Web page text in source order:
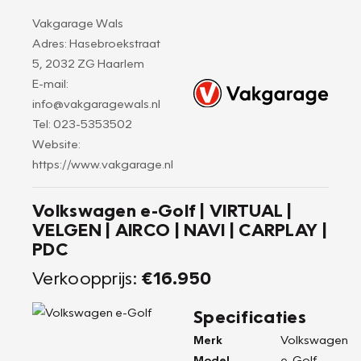
Vakgarage Wals
Adres: Hasebroekstraat
5, 2032 ZG Haarlem
E-mail:
info@vakgaragewals.nl
Tel: 023-5353502
Website:
https://www.vakgarage.nl
Volkswagen e-Golf | VIRTUAL |
VELGEN | AIRCO | NAVI | CARPLAY |
PDC
Verkoopprijs: €16.950
Specificaties
Merk
Volkswagen